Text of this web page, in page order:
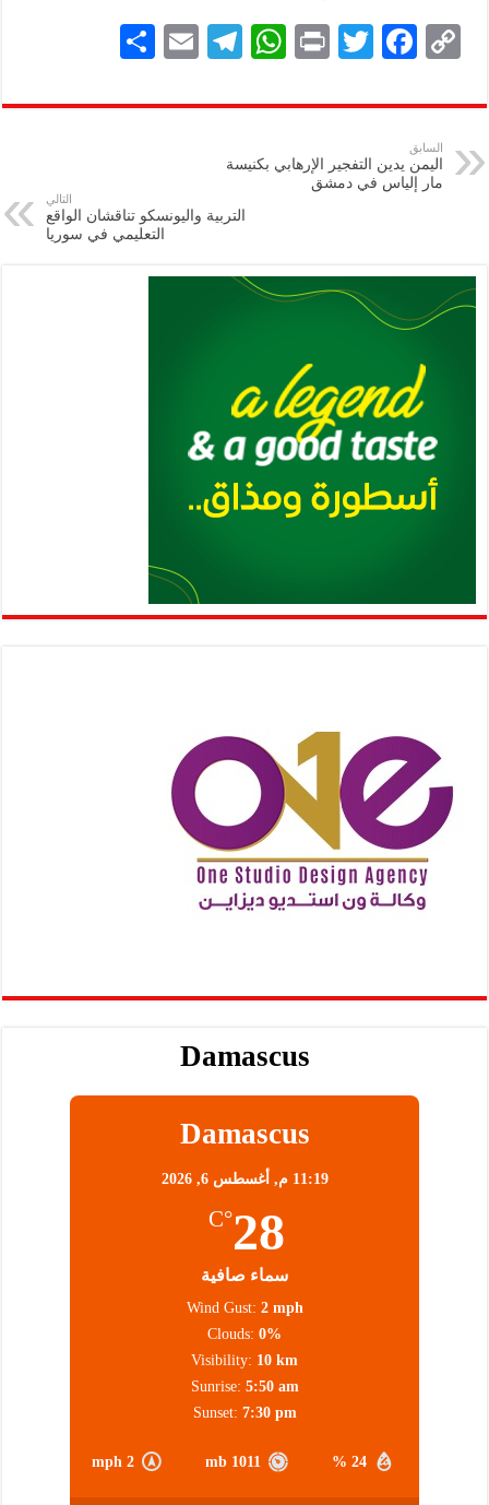
C
p
y
Li
F
eb
k
T
tt
P
nt
W
at
A
p
Te
gr
E
ai
ar
السابق
اليمن يدين التفجير الإرهابي بكنيسة
مار إلياس في دمشق
التالي
التربية واليونسكو تناقشان الواقع
التعليمي في سوريا
Damascus
Damascus
11:19 م, أغسطس 6, 2026
28
°C
سماء صافية
24 %
1011 mb
2 mph
Wind Gust: 2 mph
Clouds: 0%
Visibility: 10 km
Sunrise: 5:50 am
Sunset: 7:30 pm